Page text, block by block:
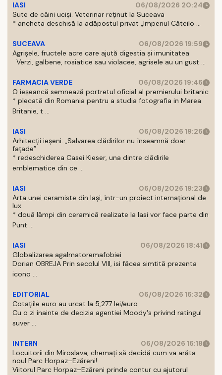
IASI
06/08/2026 20:24
Sute de câini uciși. Veterinar reținut la Suceava
* ancheta deschisă la adăpostul privat „Imperiul Căteilo ...
SUCEAVA
06/08/2026 19:59
Agrișele, fructele acre care ajută digestia și imunitatea
Verzi, galbene, rosiatice sau violacee, agrisele au un gust ...
FARMACIA VERDE
06/08/2026 19:46
O ieșeancă semnează portretul oficial al premierului britanic
* plecată din Romania pentru a studia fotografia in Marea
Britanie, t ...
IASI
06/08/2026 19:26
Arhitecții ieșeni: „Salvarea clădirilor nu înseamnă doar
fațade”
* redeschiderea Casei Kieser, una dintre clădirile
emblematice din ce ...
IASI
06/08/2026 19:23
Arta unei ceramiste din Iași, într-un proiect internațional de
lux
* două lămpi din ceramică realizate la Iasi vor face parte din
Punt ...
IASI
06/08/2026 18:41
Globalizarea agalmatoremafobiei
Dorian OBREJA Prin secolul VIII, isi făcea simtită prezenta
icono ...
EDITORIAL
06/08/2026 16:32
Cotațiile euro au urcat la 5,277 lei/euro
Cu o zi inainte de decizia agentiei Moody's privind ratingul
suver ...
INTERN
06/08/2026 16:18
Locuitorii din Miroslava, chemați să decidă cum va arăta
noul Parc Horpaz–Ezăreni!
Viitorul Parc Horpaz–Ezăreni prinde contur cu ajutorul